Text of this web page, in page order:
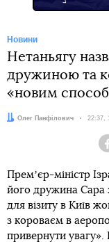
Новини
Нетаньягу
дружиною та
«новим
Автор:
Олег Панфілович Дата:
22:37,
Премʼєр-міністр
його дружина Сара
для візиту в Київ
з короваєм в
привернути увагу».